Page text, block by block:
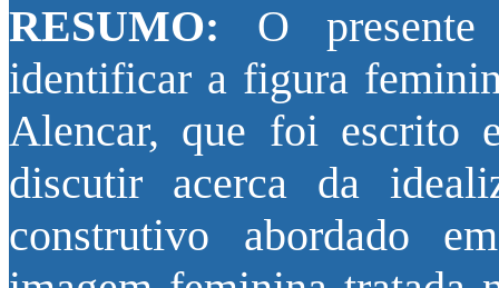
RESUMO: O
identificar a figura
Alencar, que foi escrito
discutir acerca da
construtivo abordado